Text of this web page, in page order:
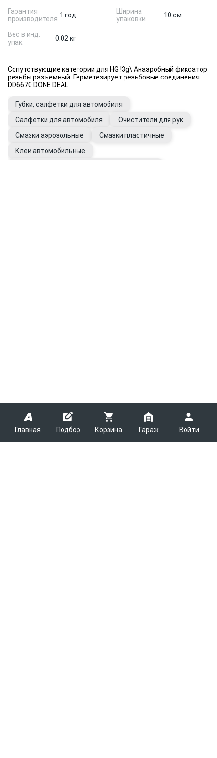
Главная Подбор Корзина Гараж Войти
Гарантия
производителя 1 год
Вес в инд.
упак.
0.02 кг
Ширина
упаковки
10 см
Сопутствующие категории для HG !3g\ Анаэробный фиксатор
резьбы разъемный. Герметезирует резьбовые соединения
DD6670 DONE DEAL
Губки, салфетки для автомобиля
Салфетки для автомобиля
Очистители для рук
Смазки аэрозольные
Смазки пластичные
Клеи автомобильные